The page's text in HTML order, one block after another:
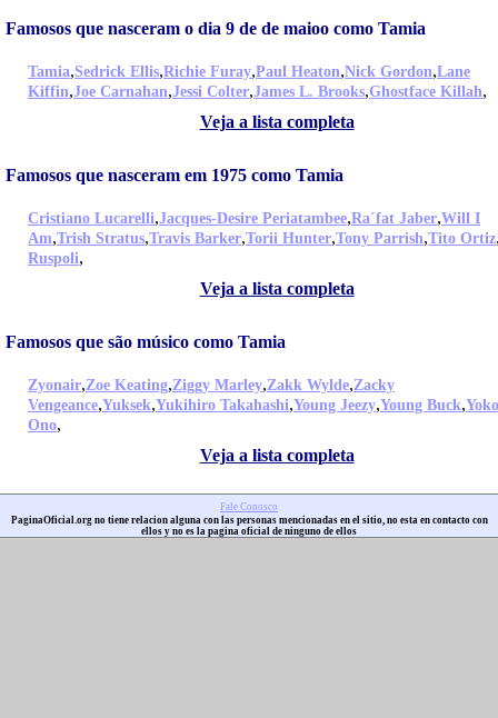
Famosos que nasceram o dia 9 de de maioo como Tamia
Tamia,Sedrick Ellis,Richie Furay,Paul Heaton,Nick Gordon,Lane
Kiffin,Joe Carnahan,Jessi Colter,James L. Brooks,Ghostface Killah,
Veja a lista completa
Famosos que nasceram em 1975 como Tamia
Cristiano Lucarelli,Jacques-Desire Periatambee,Ra´fat Jaber,Will I
Am,Trish Stratus,Travis Barker,Torii Hunter,Tony Parrish,Tito Ortiz
Ruspoli,
Veja a lista completa
Famosos que são músico como Tamia
Zyonair,Zoe Keating,Ziggy Marley,Zakk Wylde,Zacky
Vengeance,Yuksek,Yukihiro Takahashi,Young Jeezy,Young Buck,Yoko
Ono,
Veja a lista completa
Fale Conosco
PaginaOficial.org no tiene relacion alguna con las personas mencionadas en el sitio, no esta en contacto con
ellos y no es la pagina oficial de ninguno de ellos